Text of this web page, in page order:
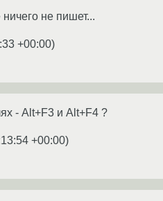
не пишет...
+00:00)
- Alt+F3 и Alt+F4 ?
+00:00)